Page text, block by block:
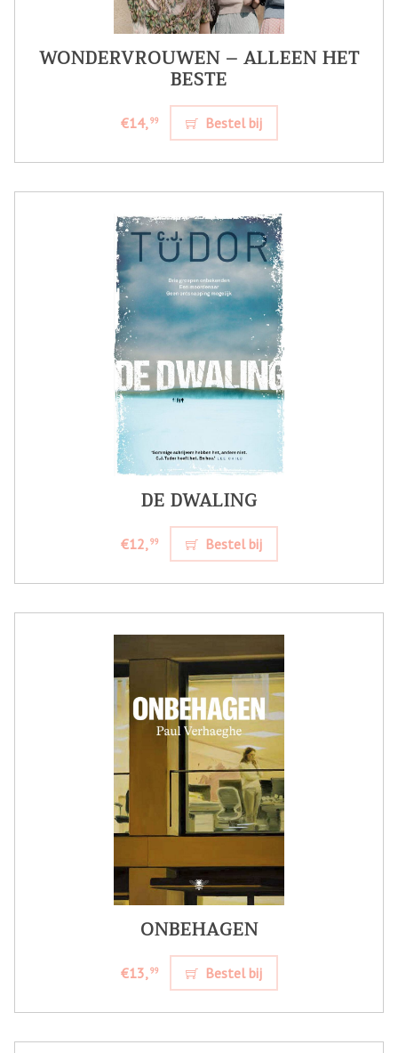
WONDERVROUWEN – ALLEEN HET
BESTE
€14,99 Bestel bij
DE DWALING
€12,99 Bestel bij
ONBEHAGEN
€13,99 Bestel bij